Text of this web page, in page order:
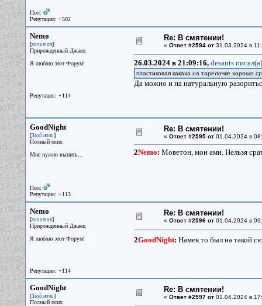
Пол:
Репутация: +502
Nemo
[капитан]
Прирожденный Джаец
Я люблю этот Форум!
Репутация: +114
Re: В смятении!
« Ответ #2594 от31.03.2024 в
26.03.2024 в 21:09:16, desants писал(a)
пластиковая какаха на тарелочке хорошо
Да можно и на натуральную
GoodNight
[Злой ночи]
Полный псих
Мне нужно выпить...
Пол:
Репутация: +113
Re: В смятении!
« Ответ #2595 от01.04.2024 в
2Nemo: Моветон, мон ами. Нельзя
Nemo
[капитан]
Прирожденный Джаец
Я люблю этот Форум!
Репутация: +114
Re: В смятении!
« Ответ #2596 от01.04.2024 в
2GoodNight: Намек то был на такой
GoodNight
[Злой ночи]
Полный псих
Re: В смятении!
« Ответ #2597 от01.04.2024 в